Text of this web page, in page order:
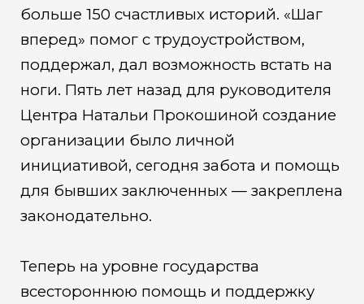
больше 150 счастливых историй. «Шаг
вперед» помог с трудоустройством,
поддержал, дал возможность встать на
ноги. Пять лет назад для руководителя
Центра Натальи Прокошиной создание
организации было личной
инициативой, сегодня забота и помощь
для бывших заключенных — закреплена
законодательно.
Теперь на уровне государства
всестороннюю помощь и поддержку